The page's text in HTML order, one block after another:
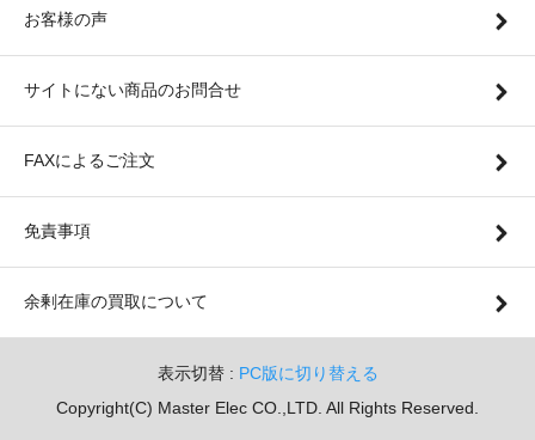
お客様の声
サイトにない商品のお問合せ
FAXによるご注文
免責事項
余剰在庫の買取について
表示切替 : PC版に切り替える
Copyright(C) Master Elec CO.,LTD. All Rights Reserved.